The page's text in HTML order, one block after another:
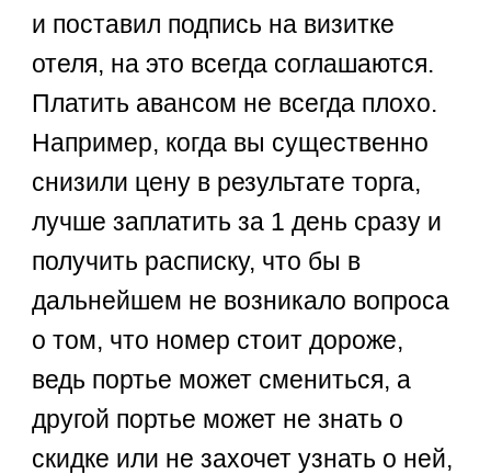
и поставил подпись на визитке
отеля, на это всегда соглашаются.
Платить авансом не всегда плохо.
Например, когда вы существенно
снизили цену в результате торга,
лучше заплатить за 1 день сразу и
получить расписку, что бы в
дальнейшем не возникало вопроса
о том, что номер стоит дороже,
ведь портье может смениться, а
другой портье может не знать о
скидке или не захочет узнать о ней,